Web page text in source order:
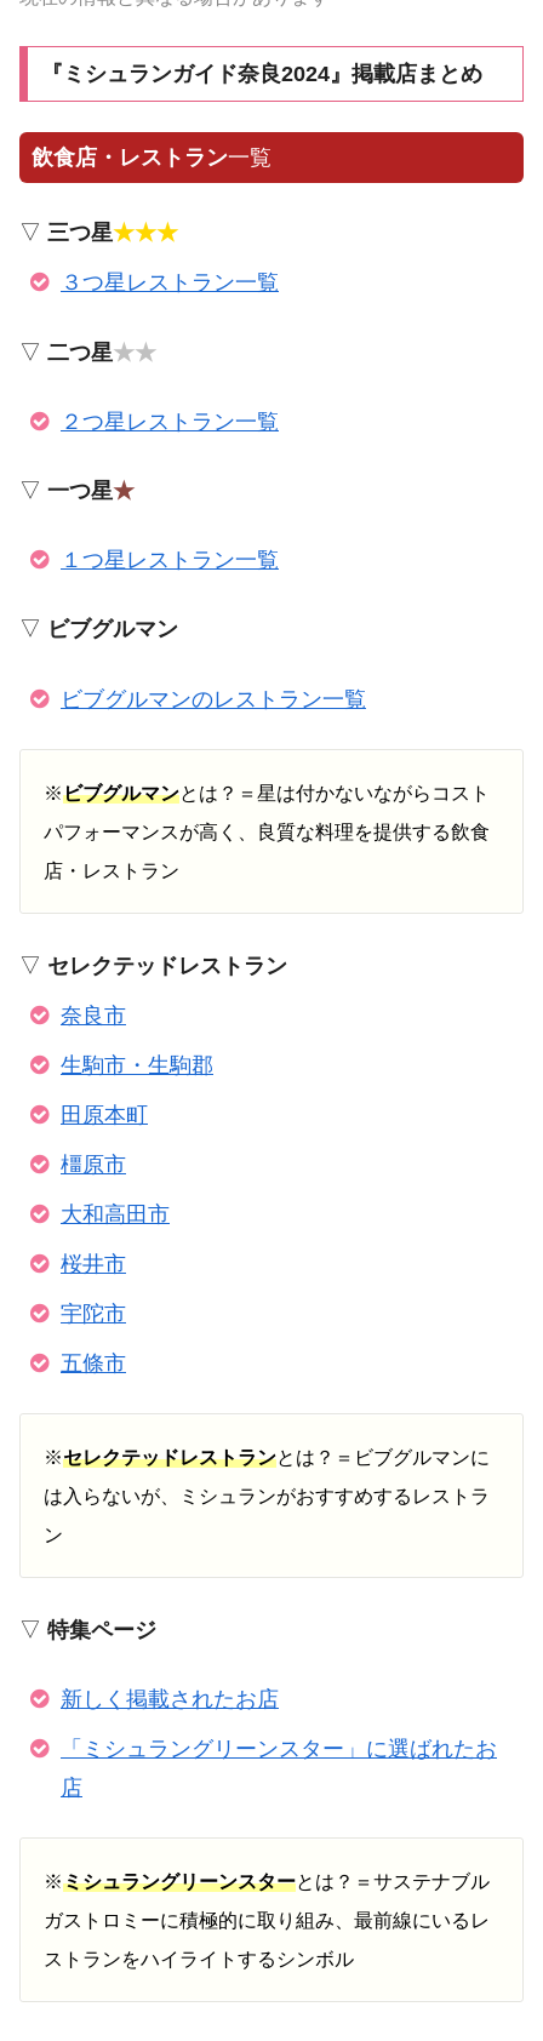
『ミシュランガイド奈良2024』掲載店まとめ
飲食店・レストラン一覧
▽ 三つ星★★★
３つ星レストラン一覧
▽ 二つ星★★
２つ星レストラン一覧
▽ 一つ星★
１つ星レストラン一覧
▽ ビブグルマン
ビブグルマンのレストラン一覧
※ビブグルマンとは？＝星は付かないながらコスト
パフォーマンスが高く、良質な料理を提供する飲食
店・レストラン
▽ セレクテッドレストラン
奈良市
生駒市・生駒郡
田原本町
橿原市
大和高田市
桜井市
宇陀市
五條市
※セレクテッドレストランとは？＝ビブグルマンに
は入らないが、ミシュランがおすすめするレストラ
ン
▽ 特集ページ
新しく掲載されたお店
「ミシュラングリーンスター」に選ばれたお
店
※ミシュラングリーンスターとは？＝サステナブル
ガストロミーに積極的に取り組み、最前線にいるレ
ストランをハイライトするシンボル